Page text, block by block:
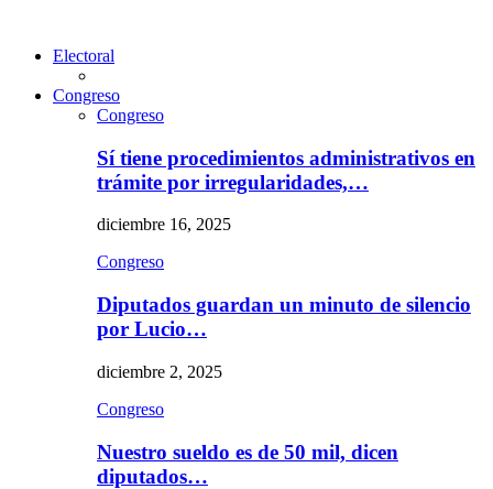
Electoral
Congreso
Congreso
Sí tiene procedimientos administrativos en
trámite por irregularidades,…
diciembre 16, 2025
Congreso
Diputados guardan un minuto de silencio
por Lucio…
diciembre 2, 2025
Congreso
Nuestro sueldo es de 50 mil, dicen
diputados…